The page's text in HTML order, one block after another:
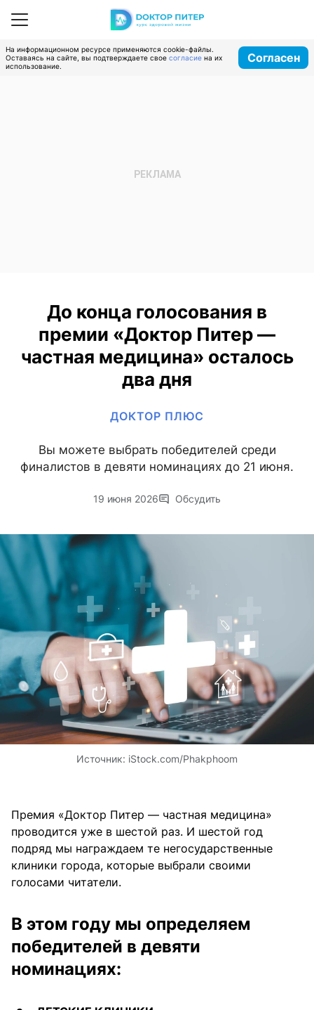
На информационном ресурсе применяются cookie-файлы.
Оставаясь на сайте, вы подтверждаете свое согласие на их
использование.
Согласен
До конца голосования в
премии «Доктор Питер —
частная медицина» осталось
два дня
ДОКТОР ПЛЮС
Вы можете выбрать победителей среди
финалистов в девяти номинациях до 21 июня.
19 июня 2026 Обсудить
Источник: iStock.com/Phakphoom
Премия «Доктор Питер — частная медицина»
проводится уже в шестой раз. И шестой год
подряд мы награждаем те негосударственные
клиники города, которые выбрали своими
голосами читатели.
В этом году мы определяем
победителей в девяти
номинациях: